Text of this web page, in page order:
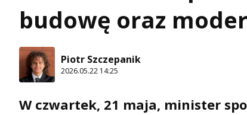
budowę oraz
Piotr Szczepanik
2026.05.22 14:25
W czwartek, 21 maja, minister